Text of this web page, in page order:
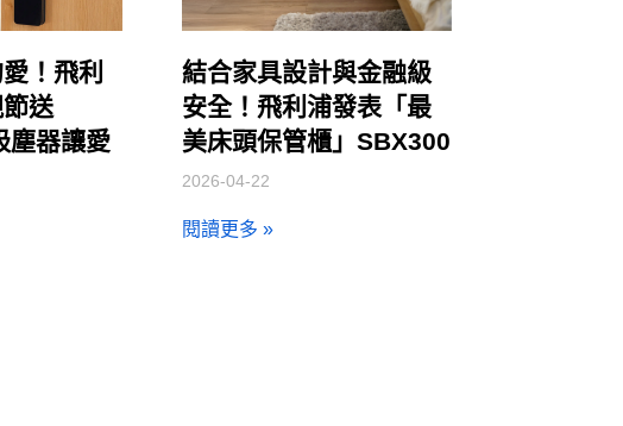
！飛利
送
塵器讓愛
結合家具設計與金融級
安全！飛利浦發表「最
美床頭保管櫃」SBX300
2026-04-22
閱讀更多 »